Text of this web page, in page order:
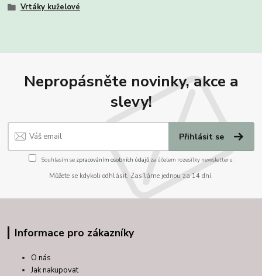
Vrtáky kuželové
Nepropásněte novinky, akce a
slevy!
Přihlásit se
Souhlasím se zpracováním osobních údajůza účelem rozesílky newsletteru.
Můžete se kdykoli odhlásit. Zasíláme jednou za 14 dní.
Informace pro zákazníky
O nás
Jak nakupovat